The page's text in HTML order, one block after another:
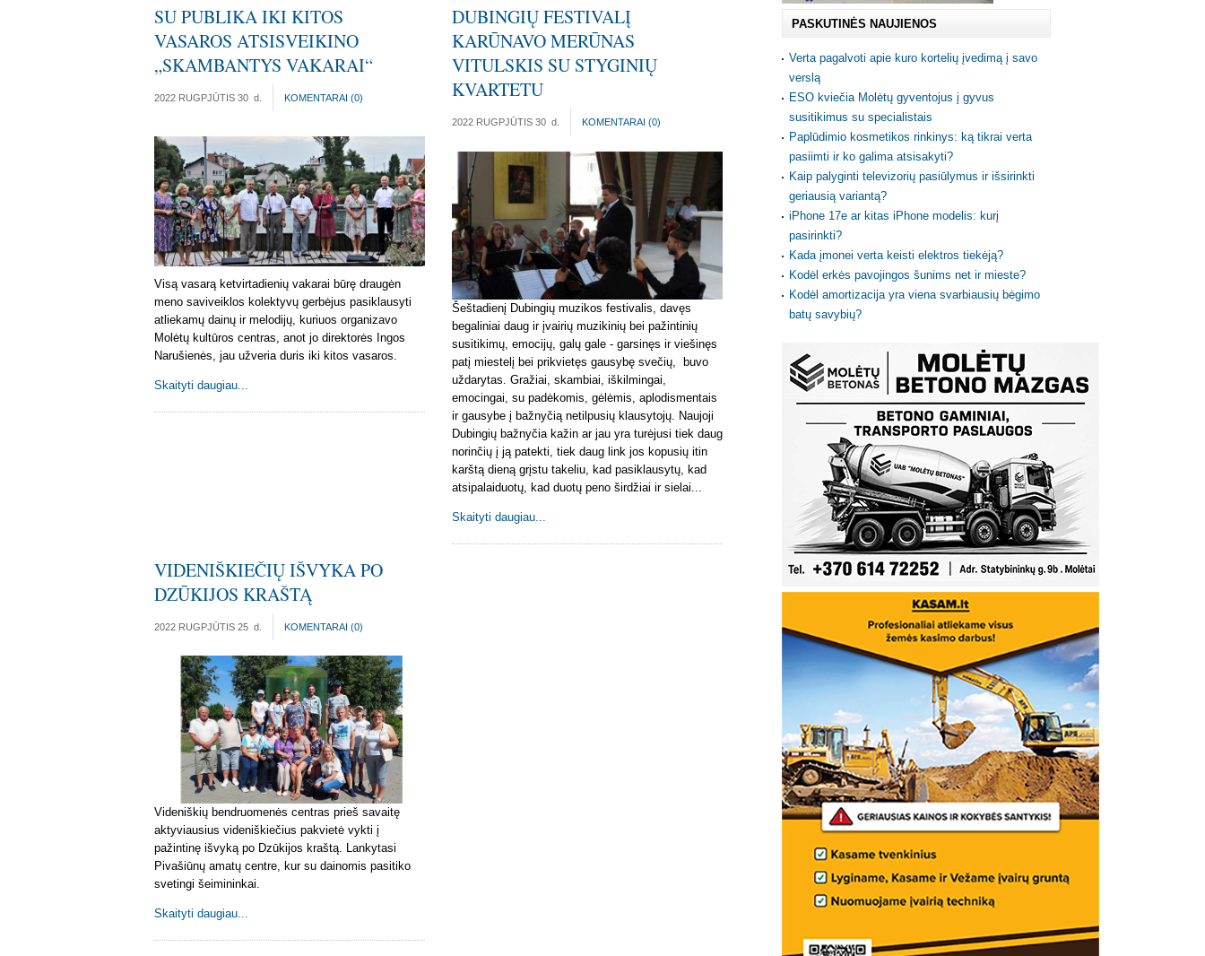
SU PUBLIKA IKI KITOS
VASAROS ATSISVEIKINO
„SKAMBANTYS VAKARAI“
2022 RUGPJŪTIS 30 d. KOMENTARAI (0)
Visą vasarą ketvirtadienių vakarai būrę draugėn
meno saviveiklos kolektyvų gerbėjus pasiklausyti
atliekamų dainų ir melodijų, kuriuos organizavo
Molėtų kultūros centras, anot jo direktorės Ingos
Narušienės, jau užveria duris iki kitos vasaros.
Skaityti daugiau...
DUBINGIŲ FESTIVALĮ
KARŪNAVO MERŪNAS
VITULSKIS SU STYGINIŲ
KVARTETU
2022 RUGPJŪTIS 30 d. KOMENTARAI (0)
Šeštadienį Dubingių muzikos festivalis, davęs
begaliniai daug ir įvairių muzikinių bei pažintinių
susitikimų, emocijų, galų gale - garsinęs ir viešinęs
patį miestelį bei prikvietęs gausybę svečių, buvo
uždarytas. Gražiai, skambiai, iškilmingai,
emocingai, su padėkomis, gėlėmis, aplodismentais
ir gausybe į bažnyčią netilpusių klausytojų. Naujoji
Dubingių bažnyčia kažin ar jau yra turėjusi tiek daug
norinčių į ją patekti, tiek daug link jos kopusių itin
karštą dieną grįstu takeliu, kad pasiklausytų, kad
atsipalaiduotų, kad duotų peno širdžiai ir sielai...
Skaityti daugiau...
VIDENIŠKIEČIŲ IŠVYKA PO
DZŪKIJOS KRAŠTĄ
2022 RUGPJŪTIS 25 d. KOMENTARAI (0)
Videniškių bendruomenės centras prieš savaitę
aktyviausius videniškiečius pakvietė vykti į
pažintinę išvyką po Dzūkijos kraštą. Lankytasi
Pivašiūnų amatų centre, kur su dainomis pasitiko
svetingi šeimininkai.
Skaityti daugiau...
PASKUTINĖS NAUJIENOS
Verta pagalvoti apie kuro kortelių įvedimą į savo
verslą
ESO kviečia Molėtų gyventojus į gyvus
susitikimus su specialistais
Paplūdimio kosmetikos rinkinys: ką tikrai verta
pasiimti ir ko galima atsisakyti?
Kaip palyginti televizorių pasiūlymus ir išsirinkti
geriausią variantą?
iPhone 17e ar kitas iPhone modelis: kurį
pasirinkti?
Kada įmonei verta keisti elektros tiekėją?
Kodėl erkės pavojingos šunims net ir mieste?
Kodėl amortizacija yra viena svarbiausių bėgimo
batų savybių?